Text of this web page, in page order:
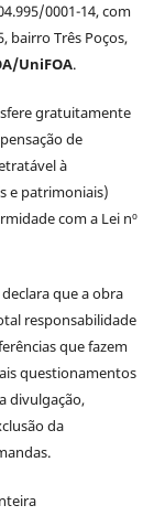
0001-14, com
bairro Três Poços,
UniFOA.
gratuitamente
de
à
e patrimoniais)
com a Lei nº
declara que a obra
responsabilidade
que fazem
questionamentos
divulgação,
da